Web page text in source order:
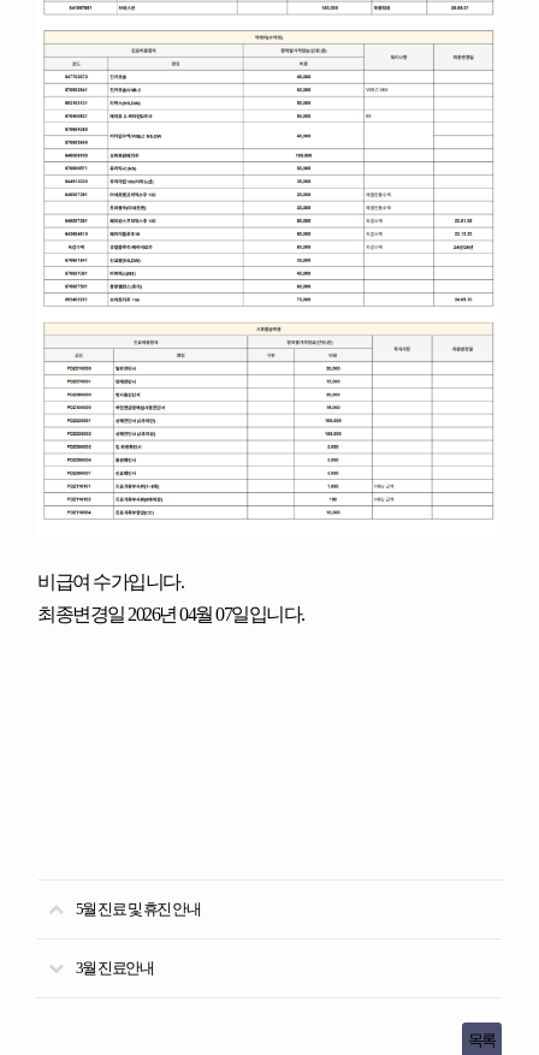
비급여 수가입니다.
최종변경일 2026년 04월 07일입니다.
5월 진료 및 휴진 안내
3월 진료안내
목록